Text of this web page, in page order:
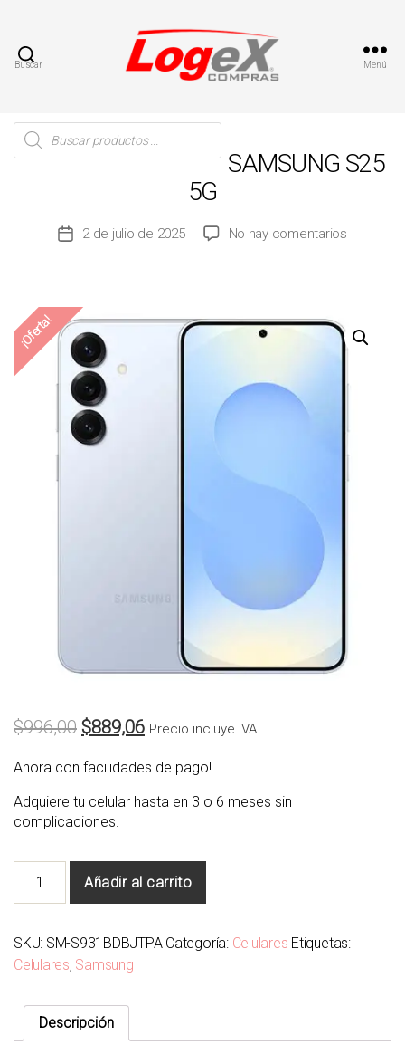
Buscar Menú
Búsqueda
de
productos
SAMSUNG S25
5G
Fecha2 de julio de 2025 No hay comentariosen
¡Oferta!
$996,00 $889,06 Precio incluye IVA
Ahora con facilidades de pago!
Adquiere tu celular hasta en 3 o 6 meses sin
complicaciones.
cantidad
Añadir al carrito
SKU: SM-S931BDBJTPA Categoría: Celulares Etiquetas:
Celulares, Samsung
Descripción